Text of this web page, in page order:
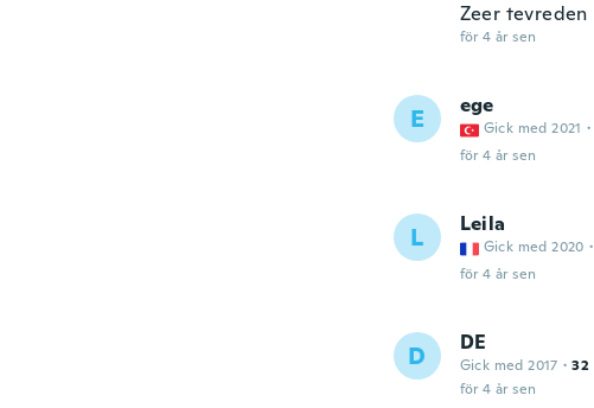
Zeer tevreden
för 4 år sen
E ege
Gick med 2021 ·
för 4 år sen
L Leila
Gick med 2020 ·
för 4 år sen
D DE
Gick med 2017 · 32
för 4 år sen